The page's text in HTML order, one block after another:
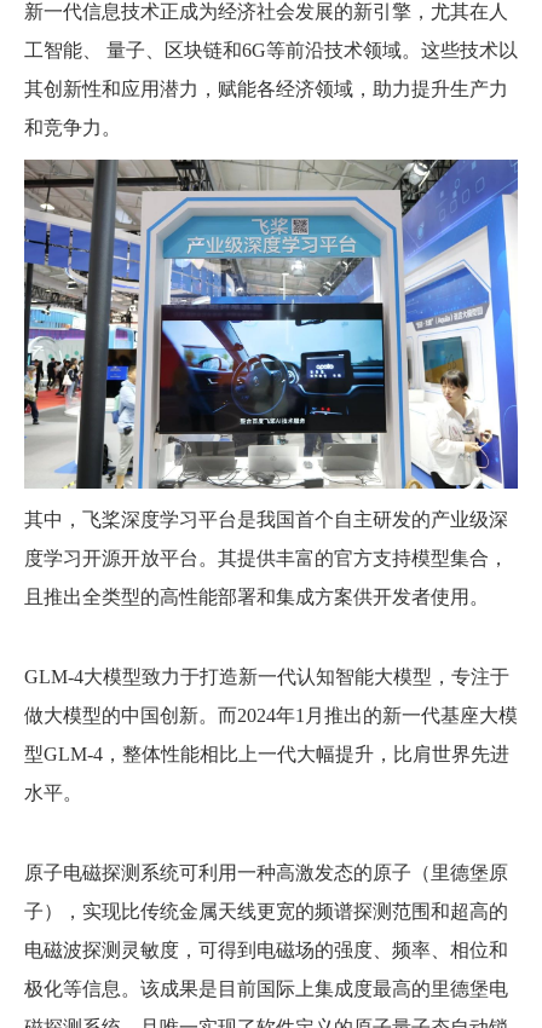
新一代信息技术正成为经济社会发展的新引擎，尤其在人
工智能、 量子、区块链和6G等前沿技术领域。这些技术以
其创新性和应用潜力，赋能各经济领域，助力提升生产力
和竞争力。
其中，飞桨深度学习平台是我国首个自主研发的产业级深
度学习开源开放平台。其提供丰富的官方支持模型集合，
且推出全类型的高性能部署和集成方案供开发者使用。
GLM-4大模型致力于打造新一代认知智能大模型，专注于
做大模型的中国创新。而2024年1月推出的新一代基座大模
型GLM-4，整体性能相比上一代大幅提升，比肩世界先进
水平。
原子电磁探测系统可利用一种高激发态的原子（里德堡原
子），实现比传统金属天线更宽的频谱探测范围和超高的
电磁波探测灵敏度，可得到电磁场的强度、频率、相位和
极化等信息。该成果是目前国际上集成度最高的里德堡电